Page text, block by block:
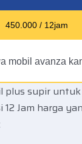
450.000 / 12jam
plus supir
12 Jam harga